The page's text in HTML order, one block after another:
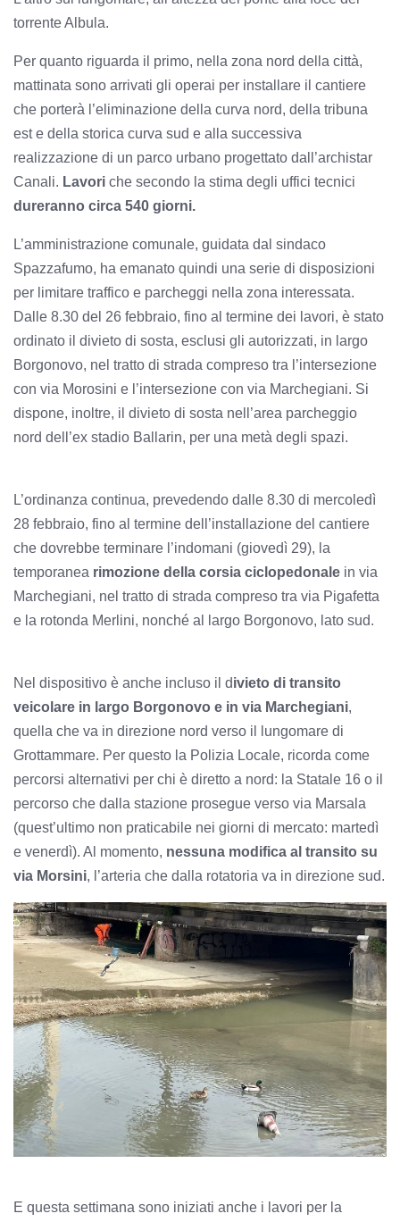
torrente Albula.
Per quanto riguarda il primo, nella zona nord della città,
mattinata sono arrivati gli operai per installare il cantiere
che porterà l’eliminazione della curva nord, della tribuna
est e della storica curva sud e alla successiva
realizzazione di un parco urbano progettato dall’archistar
Canali. Lavori che secondo la stima degli uffici tecnici
dureranno circa 540 giorni.
L’amministrazione comunale, guidata dal sindaco
Spazzafumo, ha emanato quindi una serie di disposizioni
per limitare traffico e parcheggi nella zona interessata.
Dalle 8.30 del 26 febbraio, fino al termine dei lavori, è stato
ordinato il divieto di sosta, esclusi gli autorizzati, in largo
Borgonovo, nel tratto di strada compreso tra l’intersezione
con via Morosini e l’intersezione con via Marchegiani. Si
dispone, inoltre, il divieto di sosta nell’area parcheggio
nord dell’ex stadio Ballarin, per una metà degli spazi.
L’ordinanza continua, prevedendo dalle 8.30 di mercoledì
28 febbraio, fino al termine dell’installazione del cantiere
che dovrebbe terminare l’indomani (giovedì 29), la
temporanea rimozione della corsia ciclopedonale in via
Marchegiani, nel tratto di strada compreso tra via Pigafetta
e la rotonda Merlini, nonché al largo Borgonovo, lato sud.
Nel dispositivo è anche incluso il divieto di transito
veicolare in largo Borgonovo e in via Marchegiani,
quella che va in direzione nord verso il lungomare di
Grottammare. Per questo la Polizia Locale, ricorda come
percorsi alternativi per chi è diretto a nord: la Statale 16 o il
percorso che dalla stazione prosegue verso via Marsala
(quest’ultimo non praticabile nei giorni di mercato: martedì
e venerdì). Al momento, nessuna modifica al transito su
via Morsini, l’arteria che dalla rotatoria va in direzione sud.
E questa settimana sono iniziati anche i lavori per la